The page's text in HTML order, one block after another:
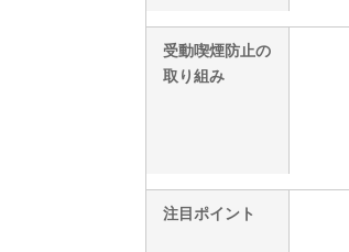
受動喫煙防止の
取り組み
注目ポイント